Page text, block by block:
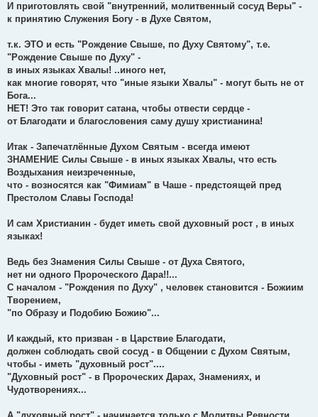
И приготовлять свой "внутренний, молитвенный сосуд Веры" -
к принятию Служения Богу - в Духе Святом,
т.к. ЭТО и есть "Рождение Свыше, по Духу Святому", т.е.
"Рождение Свыше по Духу" -
в иных языках Хвалы! ..иного нет,
как многие говорят, что "иные языки Хвалы" - могут быть не от
Бога...
НЕТ! Это так говорит сатана, чтобы отвести сердце -
от Благодати и благословения саму душу христианина!
Итак - Запечатлённые Духом Святым - всегда имеют
ЗНАМЕНИЕ Силы Свыше - в иных языках Хвалы, что есть
Воздыхания неизреченные,
что - возносятся как "Фимиам" в Чаше - предстоящей пред
Престолом Славы Господа!
И сам Христианин - будет иметь свой духовный рост , в иных
языках!
Ведь без Знамения Силы Свыше - от Духа Святого,
нет ни одного Пророческого Дара!!...
С началом - "Рождения по Духу" , человек становится - Божиим
Творением,
"по Образу и Подобию Божию"...
И каждый, кто призван - в Царствие Благодати,
должен соблюдать свой сосуд - в Общении с Духом Святым,
чтобы - иметь "духовный рост"....
"Духовный рост" - в Пророческих Дарах, Знамениях, и
Чудотворениях...